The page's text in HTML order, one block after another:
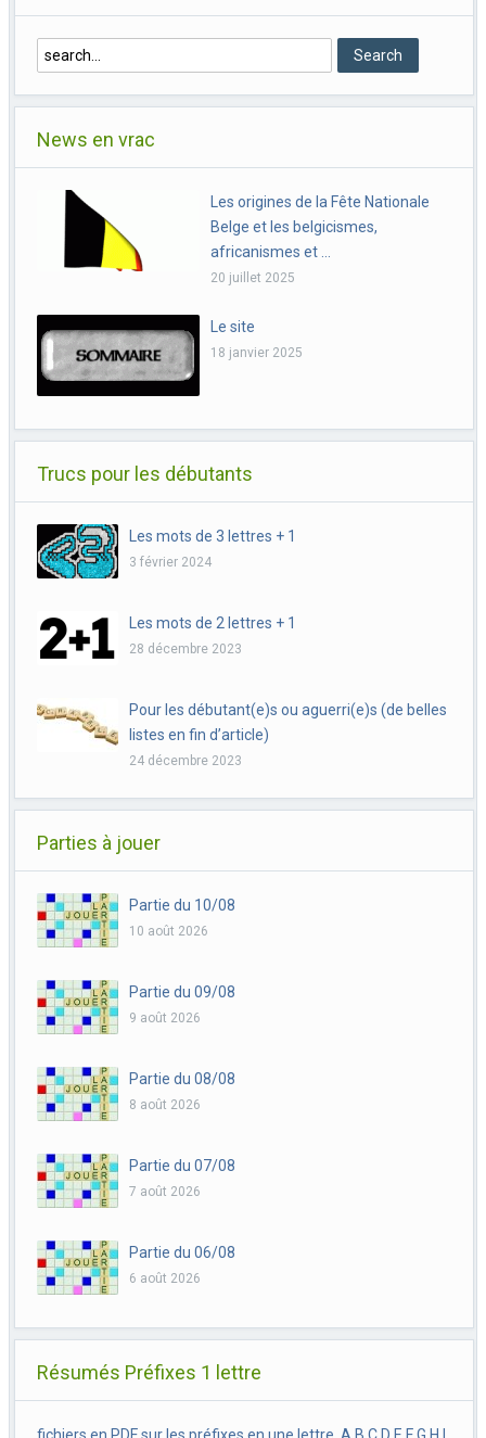
News en vrac
Les origines de la Fête Nationale
Belge et les belgicismes,
africanismes et …
20 juillet 2025
Le site
18 janvier 2025
Trucs pour les débutants
Les mots de 3 lettres + 1
3 février 2024
Les mots de 2 lettres + 1
28 décembre 2023
Pour les débutant(e)s ou aguerri(e)s (de belles
listes en fin d’article)
24 décembre 2023
Parties à jouer
Partie du 10/08
10 août 2026
Partie du 09/08
9 août 2026
Partie du 08/08
8 août 2026
Partie du 07/08
7 août 2026
Partie du 06/08
6 août 2026
Résumés Préfixes 1 lettre